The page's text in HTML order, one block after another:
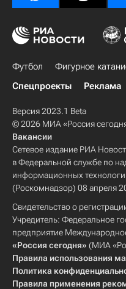
Футбол Фигурное
Спецпроекты
Реклама
Версия 2023.1 Beta
© 2026 МИА «Россия
Вакансии
Сетевое издание РИА
в Федеральной службе по
информационных
(Роскомнадзор) 08 апреля
Свидетельство о
Учредитель: Федеральное
предприятие
«Россия сегодня» (МИА
Правила использования
Политика
Правила применения